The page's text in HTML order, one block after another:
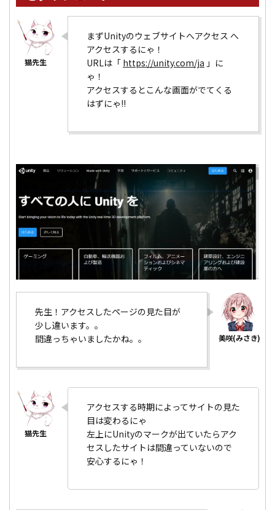
まずUnityのウェブサイトへアクセス へ
アクセスするにゃ！
URLは「 https://unity.com/ja 」に
ゃ！
アクセスするとこんな画面がでてくる
はずにゃ!!
先生！アクセスしたページの見た目が
少し違います。。
間違っちゃいましたかね。。
アクセスする時期によってサイトの見た
目は変わるにゃ
左上にUnityのマークが出ていたらアク
セスしたサイトは間違っていないので
安心するにゃ！